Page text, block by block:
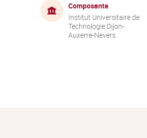
Composante
Institut Universitaire de
Technologie Dijon-
Auxerre-Nevers